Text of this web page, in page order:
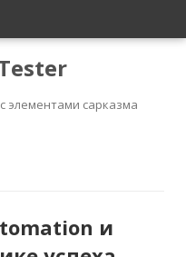
элементами сарказма
и